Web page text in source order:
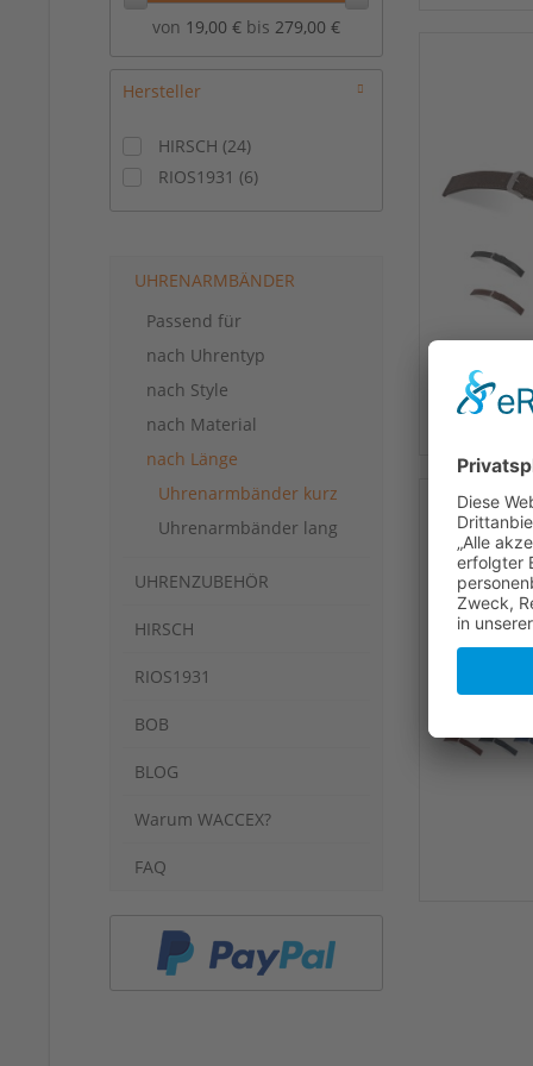
von 19,00 € bis 279,00 €
Hersteller
HIRSCH (24)
RIOS1931 (6)
UHRENARMBÄNDER
Passend für
nach Uhrentyp
nach Style
nach Material
nach Länge
Uhrenarmbänder kurz
Uhrenarmbänder lang
UHRENZUBEHÖR
HIRSCH
RIOS1931
BOB
BLOG
Warum WACCEX?
FAQ